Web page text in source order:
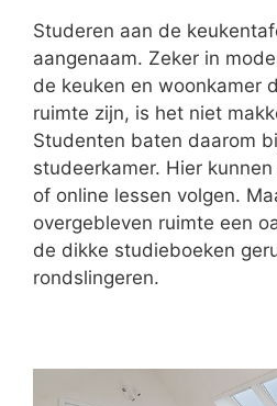
Studeren aan de
aangenaam. Zeker in
de keuken en woonkamer
ruimte zijn, is het niet
Studenten baten daarom
studeerkamer. Hier
of online lessen volgen.
overgebleven ruimte een
de dikke studieboeken
rondslingeren.